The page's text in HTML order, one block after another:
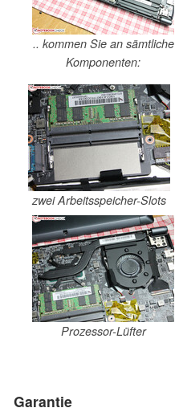
.. kommen Sie an sämtliche
Komponenten:
zwei Arbeitsspeicher-Slots
Prozessor-Lüfter
Garantie